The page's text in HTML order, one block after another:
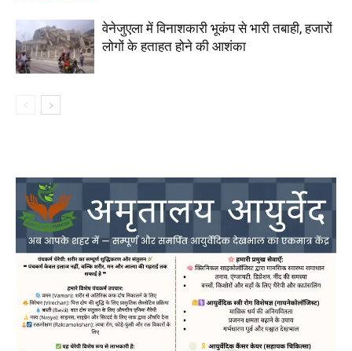
वेनेजुएला में विनाशकारी भूकंप से भारी तबाही, हजारों
लोगों के हताहत होने की आशंका